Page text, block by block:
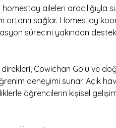
aileleri aracılığıyla
ortamı sağlar. Homestay
sürecini yakından
Cowichan Gölü ve
deneyimi sunar. Açık
öğrencilerin kişisel